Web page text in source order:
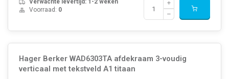
Verwachte levertijd: 1-2 weken
Voorraad: 0
Hager Berker WAD6303TA afdekraam 3-voudig
verticaal met tekstveld A1 titaan